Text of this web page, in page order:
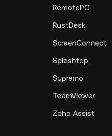
RemotePC
RustDesk
ScreenConnect
Splashtop
Supremo
TeamViewer
Zoho Assist